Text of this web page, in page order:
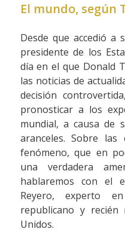
El mundo, según
Desde que accedió a
presidente de los
día en el que Donald
las noticias de
decisión
pronosticar a los
mundial, a causa de
aranceles. Sobre
fenómeno, que en
una verdadera
hablaremos con el
Reyero, experto
republicano y recién
Unidos.